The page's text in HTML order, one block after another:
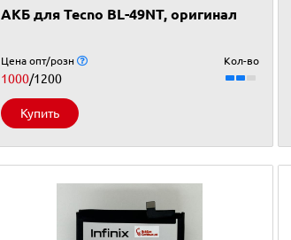
АКБ для Tecno BL-49NT, оригинал
Цена опт/розн
1000/1200
Кол-во
Купить